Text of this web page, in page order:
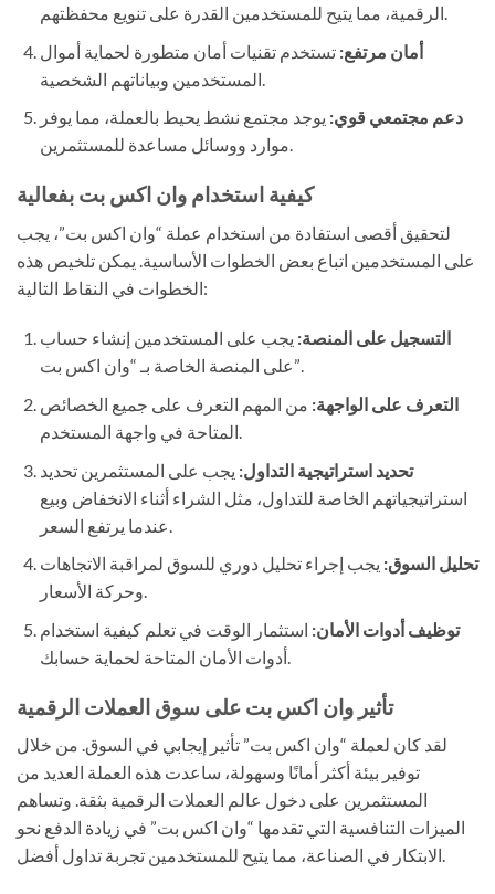
الرقمية، مما يتيح للمستخدمين القدرة على تنويع محفظتهم.
أمان مرتفع: تستخدم تقنيات أمان متطورة لحماية أموال
دعم مجتمعي قوي: يوجد مجتمع نشط يحيط بالعملة، مما يوفر
موارد ووسائل مساعدة للمستثمرين.
كيفية استخدام وان اكس بت بفعالية
لتحقيق أقصى استفادة من استخدام عملة “وان اكس بت”، يجب
على المستخدمين اتباع بعض الخطوات الأساسية. يمكن تلخيص هذه
الخطوات في النقاط التالية:
التسجيل على المنصة: يجب على المستخدمين إنشاء حساب
على المنصة الخاصة بـ “وان اكس بت”.
التعرف على الواجهة: من المهم التعرف على جميع الخصائص
المتاحة في واجهة المستخدم.
تحديد استراتيجية التداول: يجب على المستثمرين تحديد
استراتيجياتهم الخاصة للتداول، مثل الشراء أثناء الانخفاض وبيع
تحليل السوق: يجب إجراء تحليل دوري للسوق لمراقبة الاتجاهات
وحركة الأسعار.
توظيف أدوات الأمان: استثمار الوقت في تعلم كيفية استخدام
أدوات الأمان المتاحة لحماية حسابك.
تأثير وان اكس بت على سوق العملات الرقمية
لقد كان لعملة “وان اكس بت” تأثير إيجابي في السوق. من خلال
توفير بيئة أكثر أمانًا وسهولة، ساعدت هذه العملة العديد من
المستثمرين على دخول عالم العملات الرقمية بثقة. وتساهم
الميزات التنافسية التي تقدمها “وان اكس بت” في زيادة الدفع نحو
الابتكار في الصناعة، مما يتيح للمستخدمين تجربة تداول أفضل.